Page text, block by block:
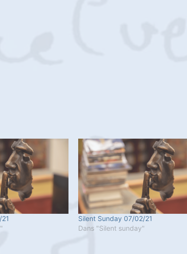
Silent Sunday 07/02/21
Dans "Silent sunday"